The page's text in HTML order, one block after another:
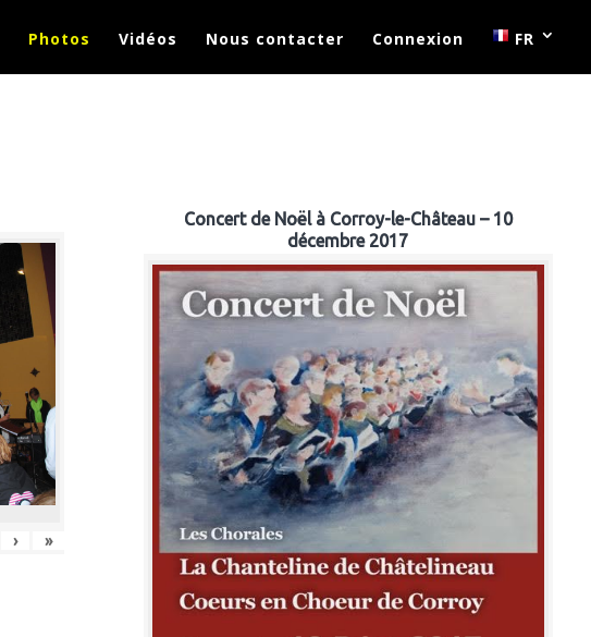
Photos Vidéos Nous contacter Connexion FR
› »
Concert de Noël à Corroy-le-Château – 10
décembre 2017